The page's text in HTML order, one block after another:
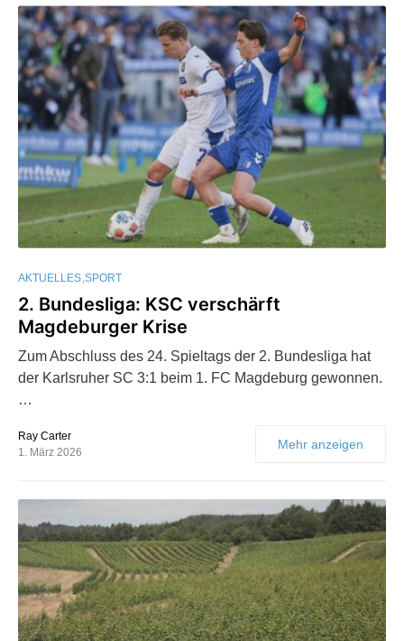
AKTUELLES SPORT
2. Bundesliga: KSC verschärft
Magdeburger Krise
Zum Abschluss des 24. Spieltags der 2. Bundesliga hat
der Karlsruher SC 3:1 beim 1. FC Magdeburg gewonnen.
…
Ray Carter
1. März 2026
Mehr anzeigen